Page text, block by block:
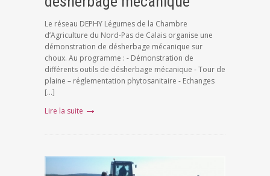
Le réseau DEPHY Légumes de la Chambre
d’Agriculture du Nord-Pas de Calais organise une
démonstration de désherbage mécanique sur
choux. Au programme : - Démonstration de
différents outils de désherbage mécanique - Tour de
plaine – réglementation phytosanitaire - Echanges
[…]
Lire la suite